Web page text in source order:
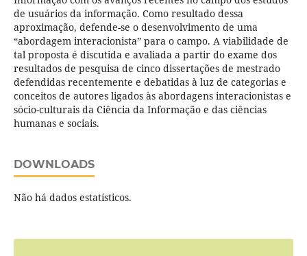
de usuários da informação. Como resultado dessa
aproximação, defende-se o desenvolvimento de uma
“abordagem interacionista” para o campo. A viabilidade de
tal proposta é discutida e avaliada a partir do exame dos
resultados de pesquisa de cinco dissertações de mestrado
defendidas recentemente e debatidas à luz de categorias e
conceitos de autores ligados às abordagens interacionistas e
sócio-culturais da Ciência da Informação e das ciências
humanas e sociais.
DOWNLOADS
Não há dados estatísticos.